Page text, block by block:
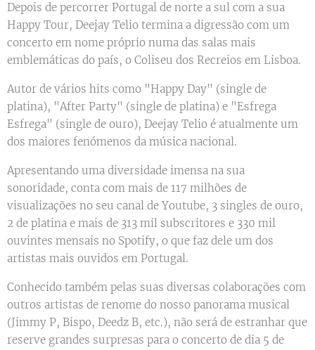
Depois de percorrer Portugal de norte a sul com a sua
Happy Tour, Deejay Telio termina a digressão com um
concerto em nome próprio numa das salas mais
emblemáticas do país, o Coliseu dos Recreios em Lisboa.
Autor de vários hits como "Happy Day" (single de
platina), "After Party" (single de platina) e "Esfrega
Esfrega" (single de ouro), Deejay Telio é atualmente um
dos maiores fenómenos da música nacional.
Apresentando uma diversidade imensa na sua
sonoridade, conta com mais de 117 milhões de
visualizações no seu canal de Youtube, 3 singles de ouro,
2 de platina e mais de 313 mil subscritores e 330 mil
ouvintes mensais no Spotify, o que faz dele um dos
artistas mais ouvidos em Portugal.
Conhecido também pelas suas diversas colaborações com
outros artistas de renome do nosso panorama musical
(Jimmy P, Bispo, Deedz B, etc.), não será de estranhar que
reserve grandes surpresas para o concerto de dia 5 de